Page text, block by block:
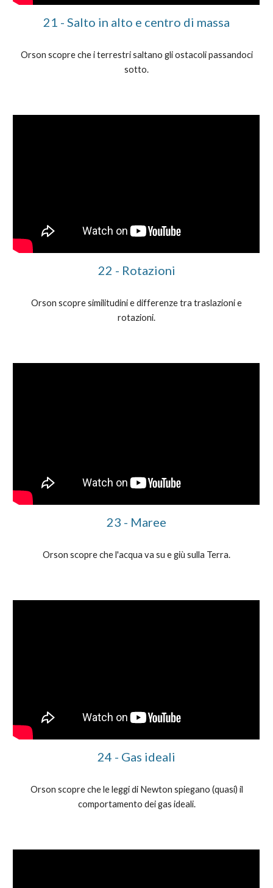
21 - Salto in alto e centro di massa
Orson scopre che i terrestri saltano gli ostacoli passandoci
sotto.
22 - Rotazioni
Orson scopre similitudini e differenze tra traslazioni e
rotazioni.
23 - Maree
Orson scopre che l'acqua va su e giù sulla Terra.
24 - Gas ideali
Orson scopre che le leggi di Newton spiegano (quasi) il
comportamento dei gas ideali.